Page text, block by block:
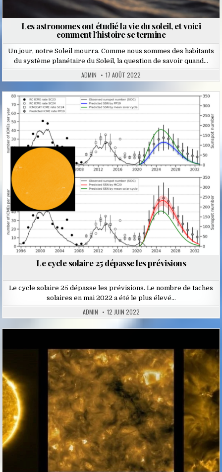
Les astronomes ont étudié la vie du soleil, et voici
comment l’histoire se termine
Un jour, notre Soleil mourra. Comme nous sommes des habitants
du système planétaire du Soleil, la question de savoir quand…
ADMIN 17 AOÛT 2022
Le cycle solaire 25 dépasse les prévisions
Le cycle solaire 25 dépasse les prévisions. Le nombre de taches
solaires en mai 2022 a été le plus élevé…
ADMIN 12 JUIN 2022
Posted
in